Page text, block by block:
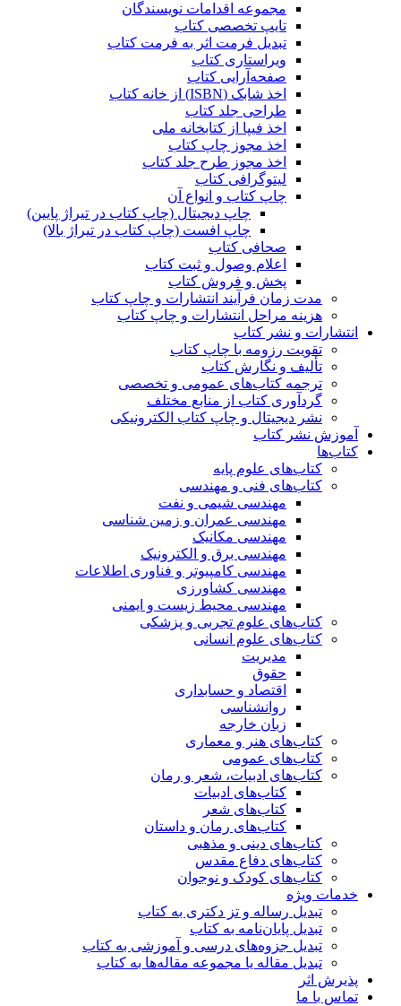
مجموعه اقدامات نویسندگان
تایپ تخصصی کتاب
تبدیل فرمت اثر به فرمت کتاب
ویراستاری کتاب
صفحه‌آرایی کتاب
اخذ شابک (ISBN) از خانه کتاب
طراحی جلد کتاب
اخذ فیپا از کتابخانه ملی
اخذ مجوز چاپ کتاب
اخذ مجوز طرح جلد کتاب
لیتوگرافی کتاب
چاپ کتاب و انواع آن
چاپ دیجیتال (چاپ کتاب در تیراژ پایین)
چاپ افست (چاپ کتاب در تیراژ بالا)
صحافی کتاب
اعلام وصول و ثبت کتاب
پخش و فروش کتاب
مدت زمان فرآیند انتشارات و چاپ کتاب
هزینه مراحل انتشارات و چاپ کتاب
انتشارات و نشر کتاب
تقویت رزومه با چاپ کتاب
تألیف و نگارش کتاب
ترجمه کتاب‌های عمومی و تخصصی
گردآوری کتاب از منابع مختلف
نشر دیجیتال و چاپ کتاب الکترونیکی
آموزش نشر کتاب
کتاب‌ها
کتاب‌های علوم پایه
کتاب‌های فنی و مهندسی
مهندسی شیمی و نفت
مهندسی عمران و زمین شناسی
مهندسی مکانیک
مهندسی برق و الکترونیک
مهندسی کامپیوتر و فناوری اطلاعات
مهندسی کشاورزی
مهندسی محیط زیست و ایمنی
کتاب‌های علوم تجربی و پزشکی
کتاب‌های علوم انسانی
مدیریت
حقوق
اقتصاد و حسابداری
روانشناسی
زبان خارجه
کتاب‌های هنر و معماری
کتاب‌های عمومی
کتاب‌های ادبیات، شعر و رمان
کتاب‌های ادبیات
کتاب‌های شعر
کتاب‌های رمان و داستان
کتاب‌های دینی و مذهبی
کتاب‌های دفاع مقدس
کتاب‌های کودک و نوجوان
خدمات ویژه
تبدیل رساله و تز دکتری به کتاب
تبدیل پایان‌نامه به کتاب
تبدیل جزوه‌های درسی و آموزشی به کتاب
تبدیل مقاله یا مجموعه مقاله‌ها به کتاب
پذیرش اثر
تماس با ما